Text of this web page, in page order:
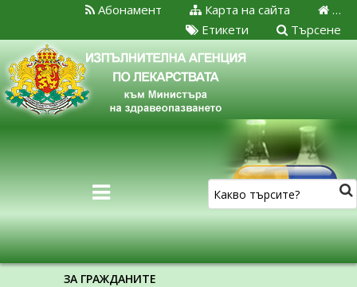
…
Карта на сайта
Абонамент
Търсене
Етикети
ЗА ГРАЖДАНИТЕ